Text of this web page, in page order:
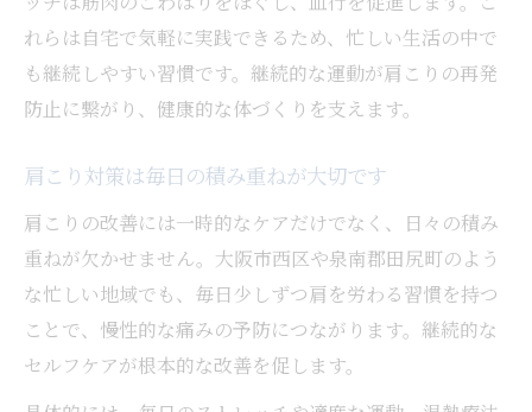
れらは自宅で気軽に実践できるため、忙しい生活の中で
も継続しやすい習慣です。継続的な運動が肩こりの再発
防止に繋がり、健康的な体づくりを支えます。
肩こり対策は毎日の積み重ねが大切です
肩こりの改善には一時的なケアだけでなく、日々の積み
重ねが欠かせません。大阪市西区や泉南郡田尻町のよう
な忙しい地域でも、毎日少しずつ肩を労わる習慣を持つ
ことで、慢性的な痛みの予防につながります。継続的な
セルフケアが根本的な改善を促します。